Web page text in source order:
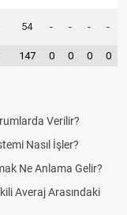
54 - - - -
147 0 0 0 0
Verilir?
Nasıl İşler?
Ne Anlama Gelir?
Averaj Arasındaki